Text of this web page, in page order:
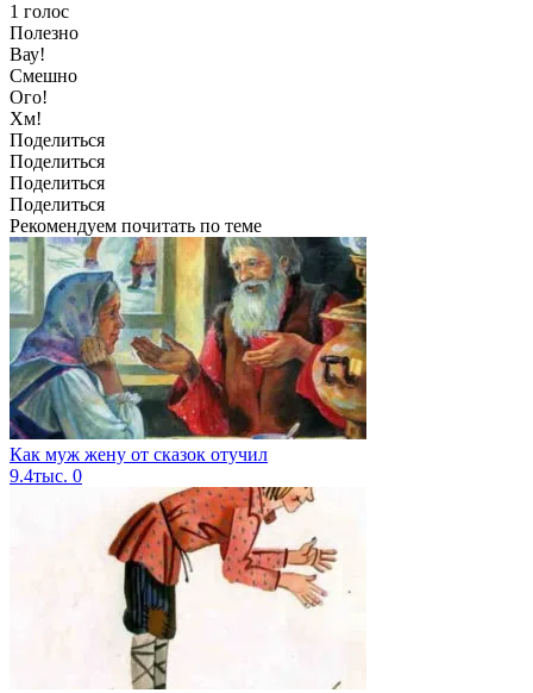
1 голос
Полезно
Вау!
Смешно
Ого!
Хм!
Поделиться
Поделиться
Поделиться
Поделиться
Рекомендуем почитать по теме
Как муж жену от сказок отучил
9.4тыс. 0